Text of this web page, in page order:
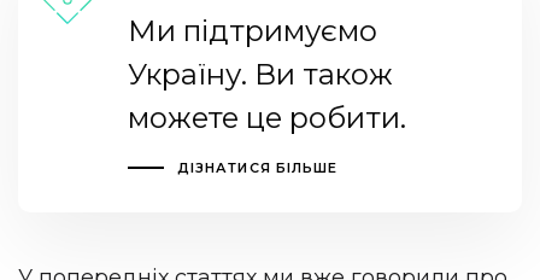
Ми підтримуємо
Україну. Ви також
можете це робити.
ДІЗНАТИСЯ БІЛЬШЕ